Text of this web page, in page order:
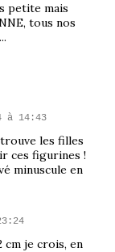
petite mais
tous nos
à 14:43
les filles
ces figurines !
minuscule en
cm je crois, en